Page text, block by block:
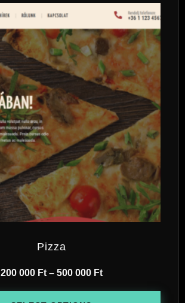
Pizza
200 000 Ft– 500 000 Ft